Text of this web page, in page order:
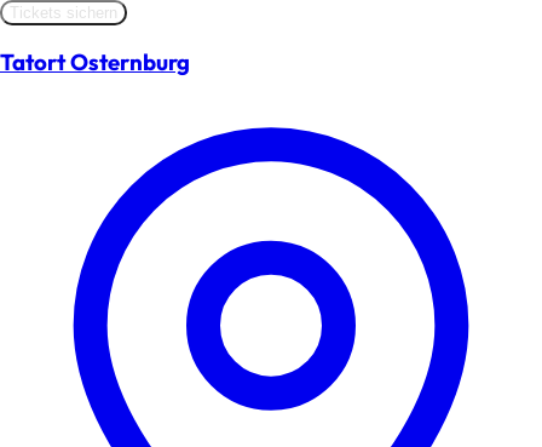
Tickets sichern
Tatort Osternburg